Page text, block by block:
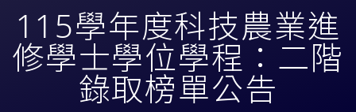
115學年度科技農業進
修學士學位學程：二階
錄取榜單公告